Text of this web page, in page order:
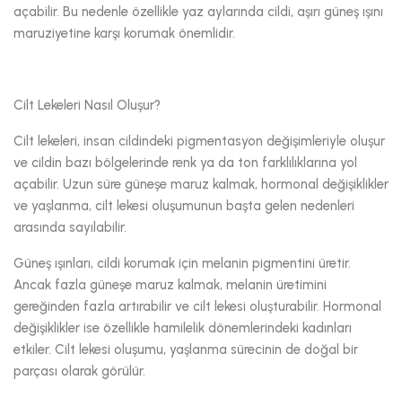
açabilir. Bu nedenle özellikle yaz aylarında cildi, aşırı güneş ışını
maruziyetine karşı korumak önemlidir.
Cilt Lekeleri Nasıl Oluşur?
Cilt lekeleri, insan cildindeki pigmentasyon değişimleriyle oluşur
ve cildin bazı bölgelerinde renk ya da ton farklılıklarına yol
açabilir. Uzun süre güneşe maruz kalmak, hormonal değişiklikler
ve yaşlanma, cilt lekesi oluşumunun başta gelen nedenleri
arasında sayılabilir.
Güneş ışınları, cildi korumak için melanin pigmentini üretir.
Ancak fazla güneşe maruz kalmak, melanin üretimini
gereğinden fazla artırabilir ve cilt lekesi oluşturabilir. Hormonal
değişiklikler ise özellikle hamilelik dönemlerindeki kadınları
etkiler. Cilt lekesi oluşumu, yaşlanma sürecinin de doğal bir
parçası olarak görülür.